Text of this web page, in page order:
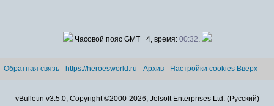
Часовой пояс GMT +4, время: 00:32
Обратная связь - https://heroesworld.ru - Архив - Настройки cookies Вверх
vBulletin v3.5.0, Copyright ©2000-2026, Jelsoft Enterprises Ltd. (Русский)